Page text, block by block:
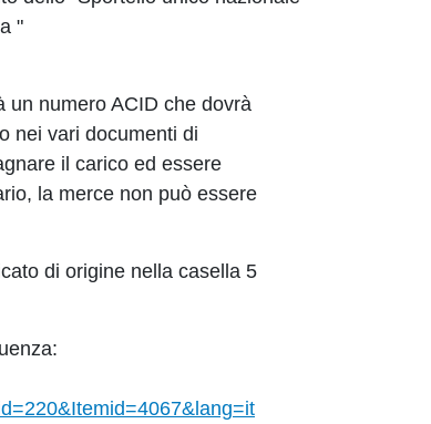
"
un numero ACID che dovrà
nei vari documenti di
il carico ed essere
la merce non può essere
di origine nella casella 5